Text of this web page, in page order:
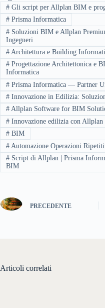
#Gli script per Allplan BIM e
#Prisma Informatica
#Soluzioni BIM e Allplan
Ingegneri
#Architettura e Building
#Progettazione Architettonica e
Informatica
#Prisma Informatica — Partner
#Innovazione in Edilizia:
#Allplan Software for BIM
#Innovazione edilizia con Allplan
#BIM
#Automazione Operazioni
#Script di Allplan | Prisma
BIM
PRECEDENTE
Articoli correlati